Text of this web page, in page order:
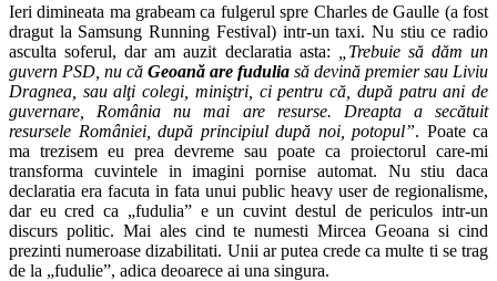
Ieri dimineata ma grabeam ca fulgerul spre Charles de Gaulle (a fost
dragut la Samsung Running Festival) intr-un taxi. Nu stiu ce radio
asculta soferul, dar am auzit declaratia asta:
„Trebuie să dăm un
guvern PSD, nu că Geoană are fudulia să devină premier sau Liviu
Dragnea, sau alţi colegi, miniştri, ci pentru că, după patru ani de
guvernare, România nu mai are resurse. Dreapta a secătuit
resursele României, după principiul după noi, potopul”. Poate ca
ma trezisem eu prea devreme sau poate ca proiectorul care-mi
transforma cuvintele in imagini pornise automat. Nu stiu daca
declaratia era facuta in fata unui public heavy user de regionalisme,
dar eu cred ca „fudulia” e un cuvint destul de periculos intr-un
discurs politic. Mai ales cind te numesti Mircea Geoana si cind
prezinti numeroase dizabilitati. Unii ar putea crede ca multe ti se trag
de la „fudulie”, adica deoarece ai una singura.